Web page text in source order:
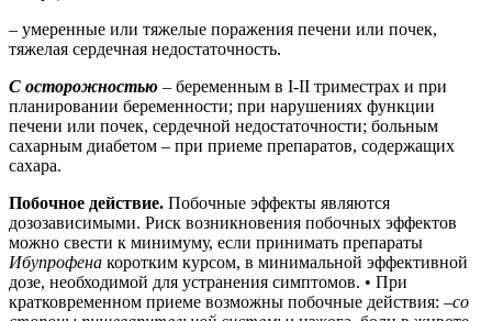
– умеренные или тяжелые поражения печени или почек,
тяжелая сердечная недостаточность.
С осторожностью – беременным в I-II триместрах и при
планировании беременности; при нарушениях функции
печени или почек, сердечной недостаточности; больным
сахарным диабетом – при приеме препаратов, содержащих
сахара.
Побочное действие. Побочные эффекты являются
дозозависимыми. Риск возникновения побочных эффектов
можно свести к минимуму, если принимать препараты
Ибупрофена коротким курсом, в минимальной эффективной
дозе, необходимой для устранения симптомов. • При
кратковременном приеме возможны побочные действия: –со